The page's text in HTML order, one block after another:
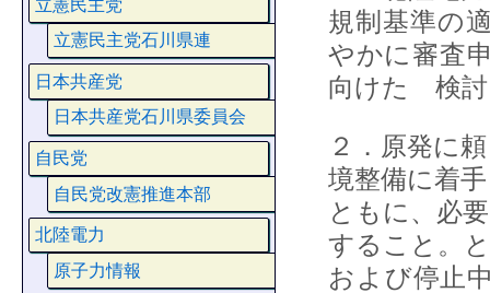
規制基準の
やかに審査
向けた 検討
２．原発に
境整備に着
ともに、必
すること。
および停止
立憲民主党
立憲民主党石川県連
日本共産党
日本共産党石川県委員会
自民党
自民党改憲推進本部
北陸電力
原子力情報